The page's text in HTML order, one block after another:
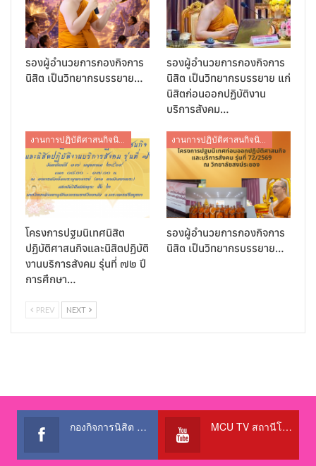
รองผู้อำนวยการกองกิจการ
นิสิต เป็นวิทยากรบรรยาย…
รองผู้อำนวยการกองกิจการ
นิสิต เป็นวิทยากรบรรยาย แก่
นิสิตก่อนออกปฏิบัติงาน
บริการสังคม…
โครงการปฐมนิเทศนิสิต
ปฏิบัติศาสนกิจและนิสิตปฏิบัติ
งานบริการสังคม รุ่นที่ ๗๒ ปี
การศึกษา…
รองผู้อำนวยการกองกิจการ
นิสิต เป็นวิทยากรบรรยาย…
PREV NEXT
กองกิจการนิสิต สำนักงานอธิการบดี MCU TV สถานีโทรทัศน์เพื่อการศึกษา @OfficialTBCChannel